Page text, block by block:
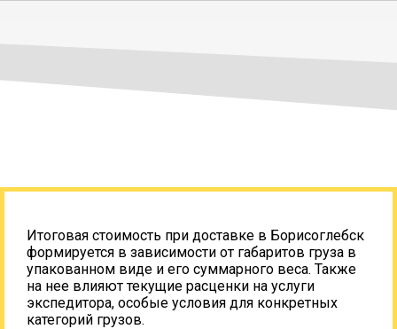
Итоговая стоимость при доставке в Борисоглебск
формируется в зависимости от габаритов груза в
упакованном виде и его суммарного веса. Также
на нее влияют текущие расценки на услуги
экспедитора, особые условия для конкретных
категорий грузов.